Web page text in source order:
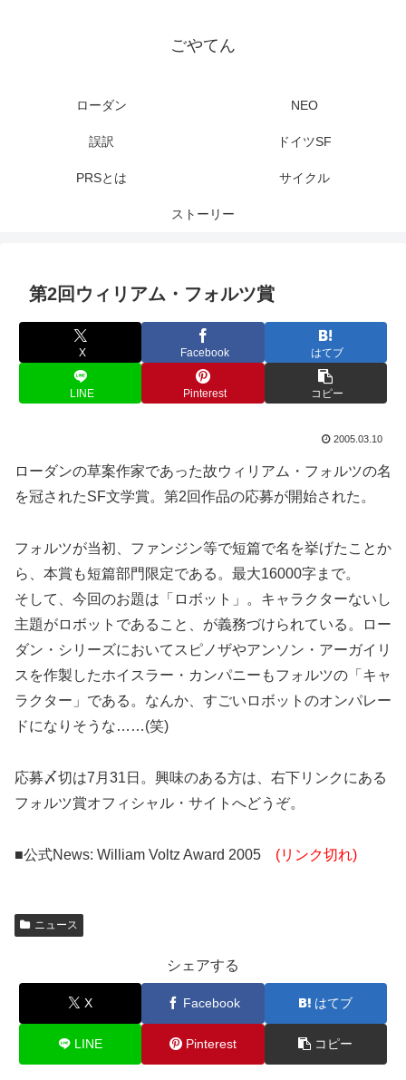
ごやてん
ローダン NEO
誤訳 ドイツSF
PRSとは サイクル
ストーリー
第2回ウィリアム・フォルツ賞
X Facebook はてブ
LINE Pinterest コピー
2005.03.10
ローダンの草案作家であった故ウィリアム・フォルツの名
を冠されたSF文学賞。第2回作品の応募が開始された。
フォルツが当初、ファンジン等で短篇で名を挙げたことか
ら、本賞も短篇部門限定である。最大16000字まで。
そして、今回のお題は「ロボット」。キャラクターないし
主題がロボットであること、が義務づけられている。ロー
ダン・シリーズにおいてスピノザやアンソン・アーガイリ
スを作製したホイスラー・カンパニーもフォルツの「キャ
ラクター」である。なんか、すごいロボットのオンパレー
ドになりそうな……(笑)
応募〆切は7月31日。興味のある方は、右下リンクにある
フォルツ賞オフィシャル・サイトへどうぞ。
■公式News: William Voltz Award 2005 (リンク切れ)
ニュース
シェアする
X Facebook はてブ
LINE Pinterest コピー